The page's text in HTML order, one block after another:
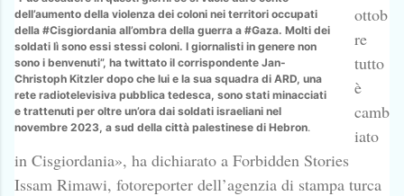
dell’aumento della violenza dei coloni nei territori occupati
della #Cisgiordania all’ombra della guerra a #Gaza. Molti dei
soldati lì sono essi stessi coloni. I giornalisti in genere non
sono i benvenuti”, ha twittato il corrispondente Jan-
Christoph Kitzler dopo che lui e la sua squadra di ARD, una
rete radiotelevisiva pubblica tedesca, sono stati minacciati
e trattenuti per oltre un’ora dai soldati israeliani nel
novembre 2023, a sud della città palestinese di Hebron.
ottob
re
tutto
è
camb
iato
in Cisgiordania», ha dichiarato a Forbidden Stories
Issam Rimawi, fotoreporter dell’agenzia di stampa turca